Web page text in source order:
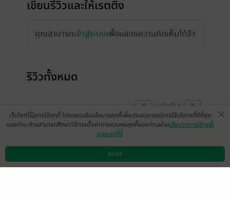
เขียนรีวิวและให้เรตติ้ง
คุณสามารถเข้าสู่ระบบเพื่อแสดงความคิดเห็นได้จ้า
รีวิวทั้งหมด
หน้าที่ 1
0 มีแล้ว - Sumeryday
ดาวน์โหลดแอป วิธีการใช้งาน ติดต่อเรา
เว็บไซต์นี้มีการใช้คุกกี้ โปรดยอมรับนโยบายคุกกี้เพื่อประสบการณ์การใช้บริการที่ดีที่สุด
ของท่าน ท่านสามารถศึกษาวิธีการตั้งค่าการควบคุมคุกกี้ของท่านผ่านนโยบายการใช้คุกกี้
ของเราที่นี่
ตกลง